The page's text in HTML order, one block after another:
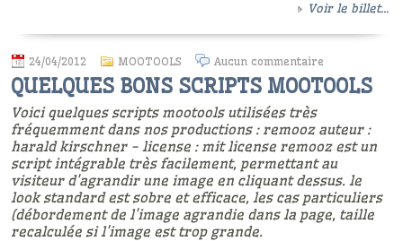
Voir le billet...
24/04/2012 MOOTOOLS Aucun commentaire
QUELQUES BONS SCRIPTS MOOTOOLS
Voici quelques scripts mootools utilisées très
fréquemment dans nos productions : remooz auteur :
harald kirschner - license : mit license remooz est un
script intégrable très facilement, permettant au
visiteur d'agrandir une image en cliquant dessus. le
look standard est sobre et efficace, les cas particuliers
(débordement de l'image agrandie dans la page, taille
recalculée si l'image est trop grande.